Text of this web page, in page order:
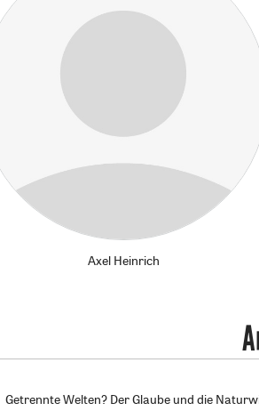
Axel Heinrich
Getrennte Welten? Der Glaube und die